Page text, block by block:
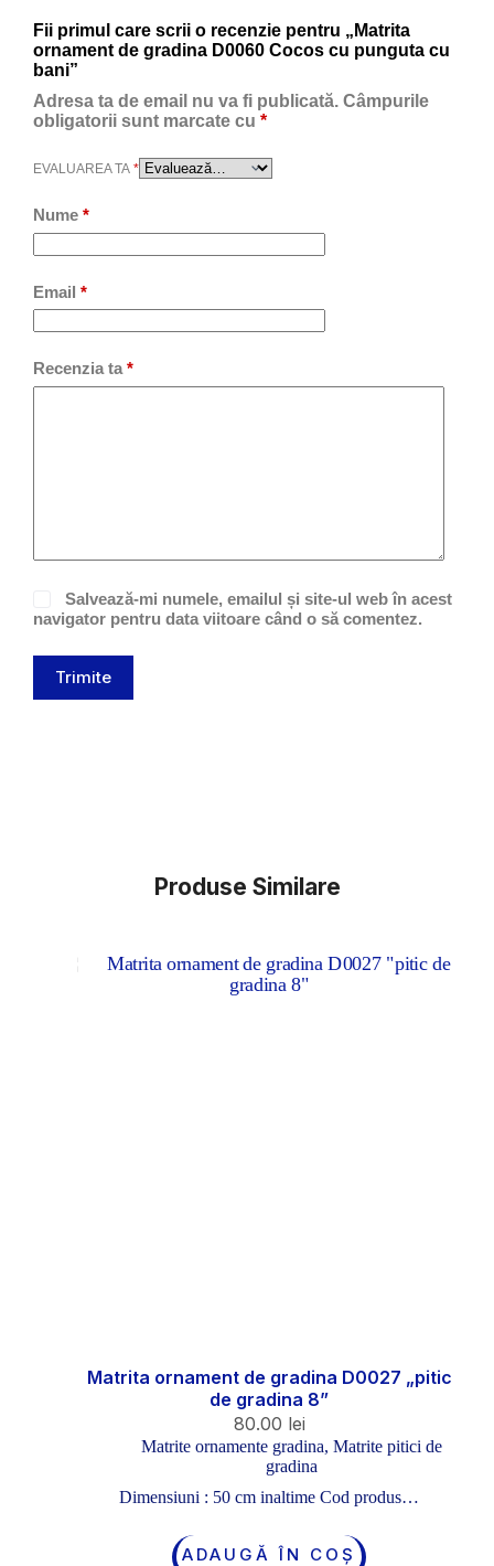
Fii primul care scrii o recenzie pentru „Matrita
ornament de gradina D0060 Cocos cu punguta cu
bani”
Adresa ta de email nu va fi publicată. Câmpurile
obligatorii sunt marcate cu *
EVALUAREA TA *
Nume *
Email *
Recenzia ta *
Salvează-mi numele, emailul și site-ul web în acest
navigator pentru data viitoare când o să comentez.
Trimite
Produse Similare
Matrita ornament de gradina D0027 „pitic
de gradina 8”
80.00 lei
Matrite ornamente gradina, Matrite pitici de
gradina
Dimensiuni : 50 cm inaltime Cod produs…
ADAUGĂ ÎN COȘ